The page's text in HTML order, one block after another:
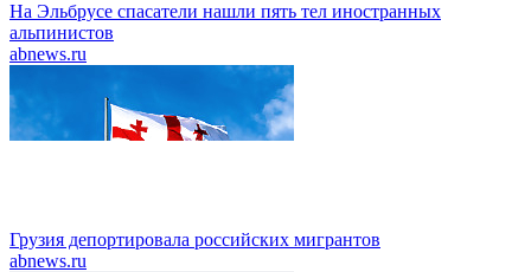
На Эльбрусе спасатели нашли пять тел иностранных
альпинистов
abnews.ru
Грузия депортировала российских мигрантов
abnews.ru